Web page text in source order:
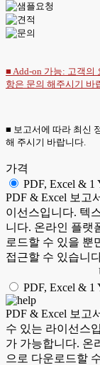
■ Add-on 가능: 고객의
항은 문의 해주시기 바
■ 보고서에 따라 최신
해 주시기 바랍니다.
가격
PDF, Excel & 1
PDF & Excel 보고
이선스입니다. 텍
니다. 온라인 플랫
로드할 수 있을 뿐
접근할 수 있습니
PDF, Excel & 1
PDF & Excel 보고
수 있는 라이선스
가 가능합니다. 온
으로 다운로드할